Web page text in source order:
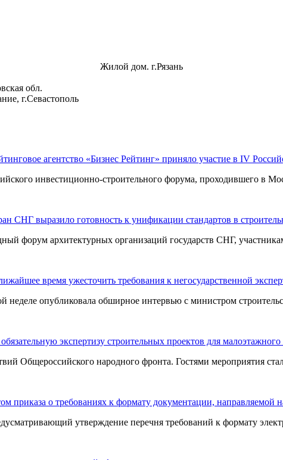
Жилой дом. г.Рязань
обл.
г.Севастополь
агентство «Бизнес Рейтинг» приняло участие в IV
инвестиционно-строительного форума, проходившего в
СНГ выразило готовность к унификации стандартов в
форум архитектурных организаций государств СНГ,
время ужесточить требования к негосударственной
неделе опубликовала обширное интервью с министром
экспертизу строительных проектов для
Общероссийского народного фронта. Гостями мероприятия
приказа о требованиях к формату документации, направляемой
утверждение перечня требований к формату